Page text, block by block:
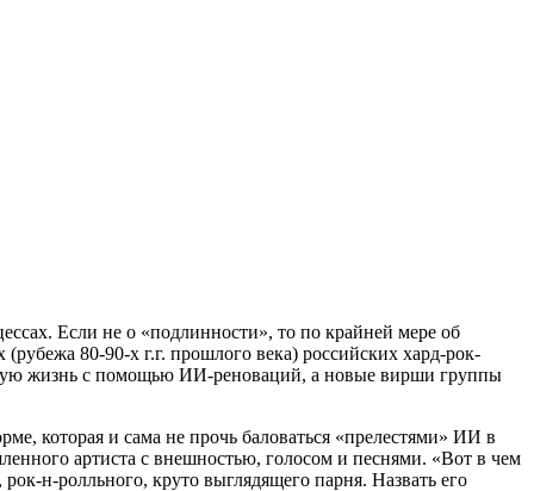
Если не о «подлинности», то по крайней мере об
80-90-х г.г. прошлого века) российских хард-рок-
жизнь с помощью ИИ-реноваций, а новые вирши группы
которая и сама не прочь баловаться «прелестями» ИИ в
артиста с внешностью, голосом и песнями. «Вот в чем
н-ролльного, круто выглядящего парня. Назвать его